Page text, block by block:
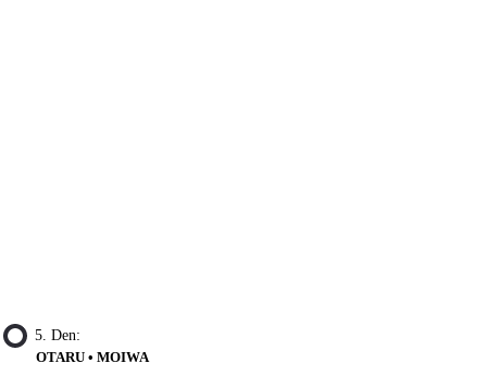
5. Den:
OTARU • MOIWA